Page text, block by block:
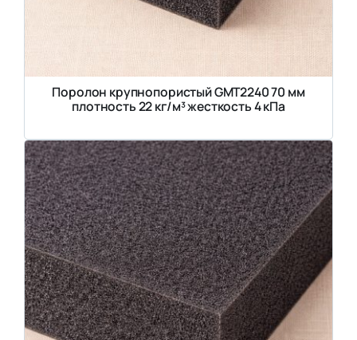
Поролон крупнопористый GMT2240 70 мм
плотность 22 кг/м³ жесткость 4 кПа